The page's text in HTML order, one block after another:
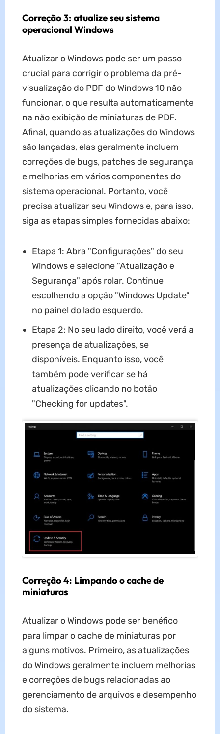
Correção 3: atualize seu sistema
operacional Windows
Atualizar o Windows pode ser um passo
crucial para corrigir o problema da pré-
visualização do PDF do Windows 10 não
funcionar, o que resulta automaticamente
na não exibição de miniaturas de PDF.
Afinal, quando as atualizações do Windows
são lançadas, elas geralmente incluem
correções de bugs, patches de segurança
e melhorias em vários componentes do
sistema operacional. Portanto, você
precisa atualizar seu Windows e, para isso,
siga as etapas simples fornecidas abaixo:
Etapa 1: Abra "Configurações" do seu
Windows e selecione "Atualização e
Segurança" após rolar. Continue
escolhendo a opção "Windows Update"
no painel do lado esquerdo.
Etapa 2: No seu lado direito, você verá a
presença de atualizações, se
disponíveis. Enquanto isso, você
também pode verificar se há
atualizações clicando no botão
"Checking for updates".
Correção 4: Limpando o cache de
miniaturas
Atualizar o Windows pode ser benéfico
para limpar o cache de miniaturas por
alguns motivos. Primeiro, as atualizações
do Windows geralmente incluem melhorias
e correções de bugs relacionadas ao
gerenciamento de arquivos e desempenho
do sistema.